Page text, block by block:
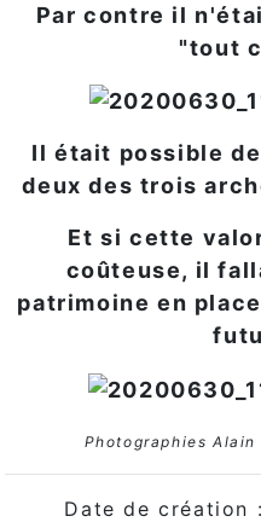
Par contre il
"tout
Il était possible
deux des trois
Et si cette
coûteuse, il
patrimoine en
Photographies
Date de création :